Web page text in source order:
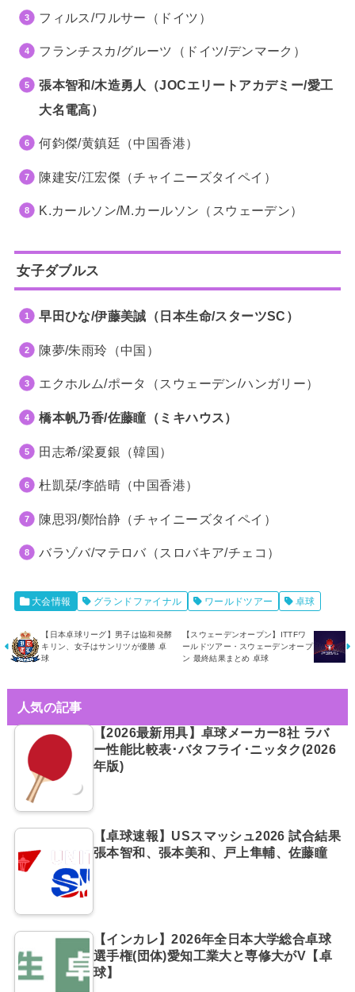
フィルス/ワルサー（ドイツ）
フランチスカ/グルーツ（ドイツ/デンマーク）
張本智和/木造勇人（JOCエリートアカデミー/愛工
大名電高）
何鈞傑/黄鎮廷（中国香港）
陳建安/江宏傑（チャイニーズタイペイ）
K.カールソン/M.カールソン（スウェーデン）
女子ダブルス
早田ひな/伊藤美誠（日本生命/スターツSC）
陳夢/朱雨玲（中国）
エクホルム/ポータ（スウェーデン/ハンガリー）
橋本帆乃香/佐藤瞳（ミキハウス）
田志希/梁夏銀（韓国）
杜凱栞/李皓晴（中国香港）
陳思羽/鄭怡静（チャイニーズタイペイ）
バラゾバ/マテロバ（スロバキア/チェコ）
大会情報 グランドファイナル ワールドツアー 卓球
【日本卓球リーグ】男子は協和発酵
キリン、女子はサンリツが優勝 卓
球
【スウェーデンオープン】ITTFワ
ールドツアー・スウェーデンオープ
ン 最終結果まとめ 卓球
人気の記事
【2026最新用具】卓球メーカー8社 ラバ
ー性能比較表･バタフライ･ニッタク(2026
年版)
【卓球速報】USスマッシュ2026 試合結果
張本智和、張本美和、戸上隼輔、佐藤瞳
【インカレ】2026年全日本大学総合卓球
選手権(団体)愛知工業大と専修大がV【卓
球】